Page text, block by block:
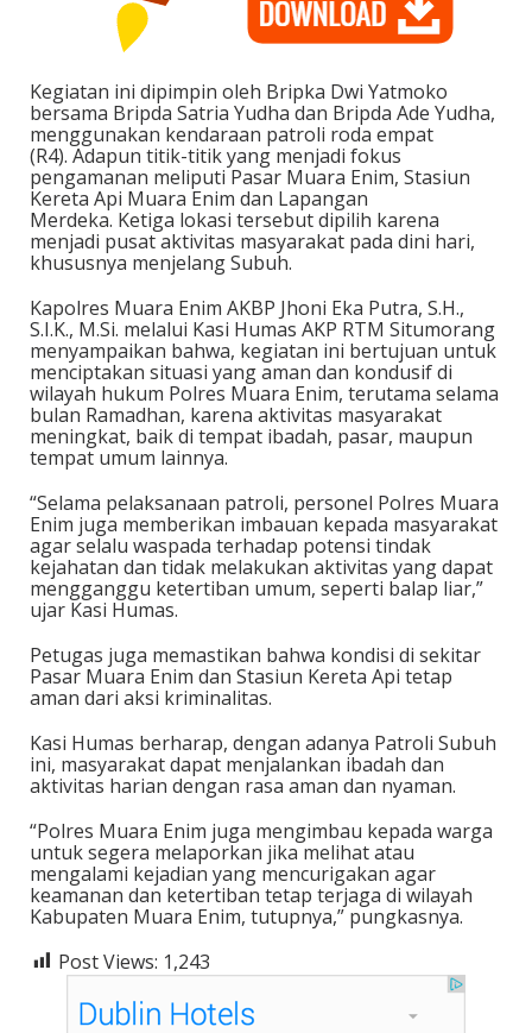
Kegiatan ini dipimpin oleh Bripka Dwi Yatmoko
bersama Bripda Satria Yudha dan Bripda Ade Yudha,
menggunakan kendaraan patroli roda empat
(R4). Adapun titik-titik yang menjadi fokus
pengamanan meliputi Pasar Muara Enim, Stasiun
Kereta Api Muara Enim dan Lapangan
Merdeka. Ketiga lokasi tersebut dipilih karena
menjadi pusat aktivitas masyarakat pada dini hari,
khususnya menjelang Subuh.
Kapolres Muara Enim AKBP Jhoni Eka Putra, S.H.,
S.I.K., M.Si. melalui Kasi Humas AKP RTM Situmorang
menyampaikan bahwa, kegiatan ini bertujuan untuk
menciptakan situasi yang aman dan kondusif di
wilayah hukum Polres Muara Enim, terutama selama
bulan Ramadhan, karena aktivitas masyarakat
meningkat, baik di tempat ibadah, pasar, maupun
tempat umum lainnya.
“Selama pelaksanaan patroli, personel Polres Muara
Enim juga memberikan imbauan kepada masyarakat
agar selalu waspada terhadap potensi tindak
kejahatan dan tidak melakukan aktivitas yang dapat
mengganggu ketertiban umum, seperti balap liar,”
ujar Kasi Humas.
Petugas juga memastikan bahwa kondisi di sekitar
Pasar Muara Enim dan Stasiun Kereta Api tetap
aman dari aksi kriminalitas.
Kasi Humas berharap, dengan adanya Patroli Subuh
ini, masyarakat dapat menjalankan ibadah dan
aktivitas harian dengan rasa aman dan nyaman.
“Polres Muara Enim juga mengimbau kepada warga
untuk segera melaporkan jika melihat atau
mengalami kejadian yang mencurigakan agar
keamanan dan ketertiban tetap terjaga di wilayah
Kabupaten Muara Enim, tutupnya,” pungkasnya.
Post Views: 1,243